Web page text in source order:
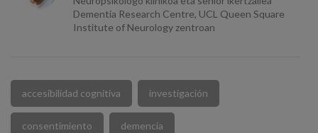
Dementia Research Centre, UCL Queen Square
Institute of Neurology zentroan
accesibilidad cognitiva investigación
consentimiento demencia